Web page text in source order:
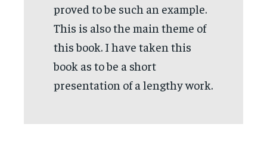
proved to be such an example.
This is also the main theme of
this book. I have taken this
book as to be a short
presentation of a lengthy work.